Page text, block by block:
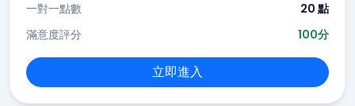
一對一點數
20 點
滿意度評分
100分
立即進入